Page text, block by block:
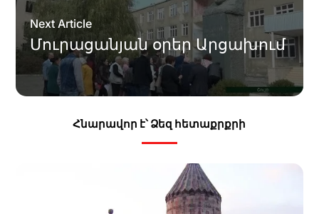
Next Article
Մուրացանյան օրեր Արցախում
Հնարավոր է՝ Ձեզ հետաքրքրի